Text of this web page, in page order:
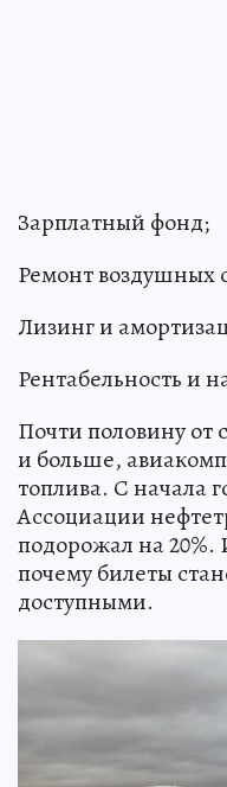
Зарплатный фонд;
Ремонт воздушных
Лизинг и
Рентабельность и
Почти половину от
и больше,
топлива. С начала
Ассоциации
подорожал на
почему билеты
доступными.